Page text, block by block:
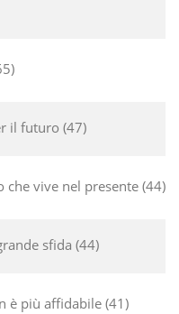
il futuro 47
che vive nel presente 44
sfida 44
è più affidabile 41